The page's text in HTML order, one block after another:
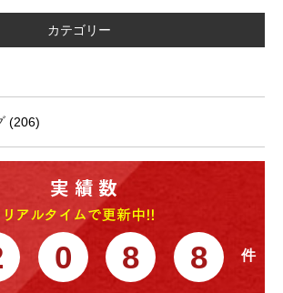
カテゴリー
(206)
0 8 8